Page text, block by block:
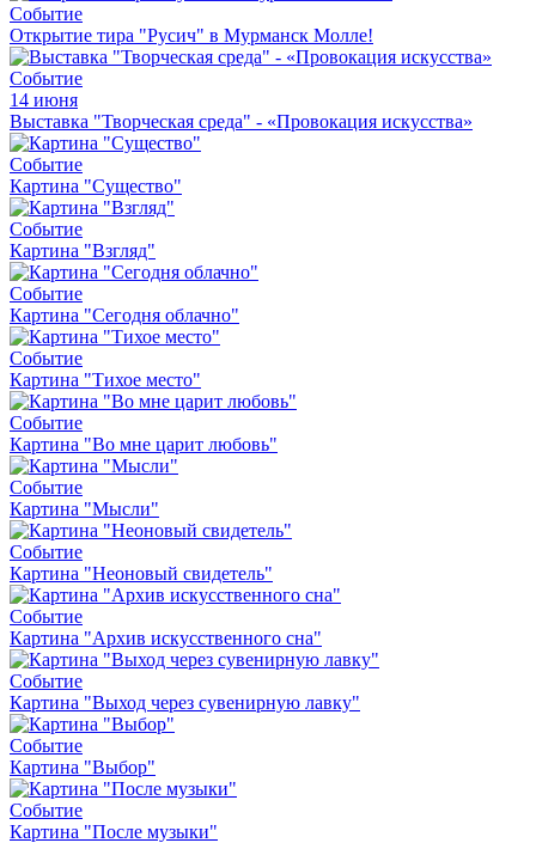
Событие
Открытие тира "Русич" в Мурманск Молле!
Событие
14 июня
Выставка "Творческая среда" - «Провокация искусства»
Событие
Картина "Существо"
Событие
Картина "Взгляд"
Событие
Картина "Сегодня облачно"
Событие
Картина "Тихое место"
Событие
Картина "Во мне царит любовь"
Событие
Картина "Мысли"
Событие
Картина "Неоновый свидетель"
Событие
Картина "Архив искусственного сна"
Событие
Картина "Выход через сувенирную лавку"
Событие
Картина "Выбор"
Событие
Картина "После музыки"